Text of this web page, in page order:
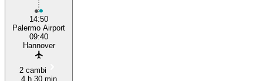
14:50
Palermo Airport
09:40
Hannover
2 cambi
4 h 30 min